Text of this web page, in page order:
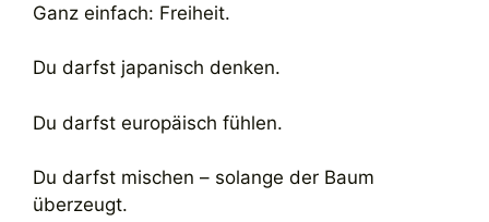
Ganz einfach: Freiheit.
Du darfst japanisch denken.
Du darfst europäisch fühlen.
Du darfst mischen – solange der Baum
überzeugt.